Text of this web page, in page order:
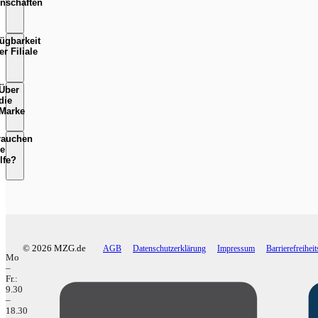
Filiale
Mo
–
Fr.:
9.30
–
18.30
© 2026 MZG.de AGB Datenschutzerklärung Impressum